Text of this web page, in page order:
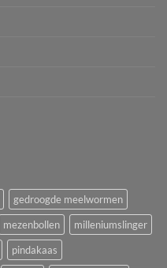
gedroogde meelwormen
mezenbollen
milleniumslinger
pindakaas